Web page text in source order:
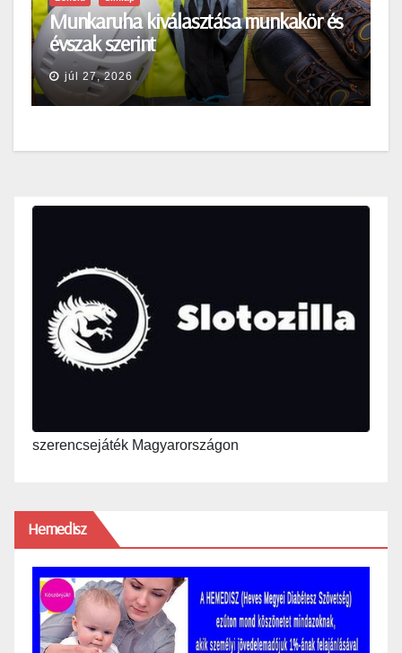
Munkaruha kiválasztása munkakör és
évszak szerint
júl 27, 2026
szerencsejáték Magyarországon
Hemedisz